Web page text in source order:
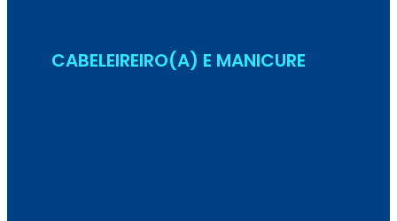
CABELEIREIRO(A) E MANICURE